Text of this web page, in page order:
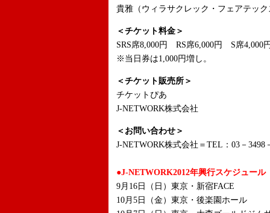
貴雅（ウィラサクレック・フェアテック
＜チケット料金＞
SRS席8,000円 RS席6,000円 S席
※当日券は1,000円増し。
＜チケット販売所＞
チケットぴあ
J-NETWORK株式会社
＜お問い合わせ＞
J-NETWORK株式会社＝TEL：03－3498
●J-NETWORK2012年興行スケジュール
9月16日（日）東京・新宿FACE
10月5日（金）東京・後楽園ホール